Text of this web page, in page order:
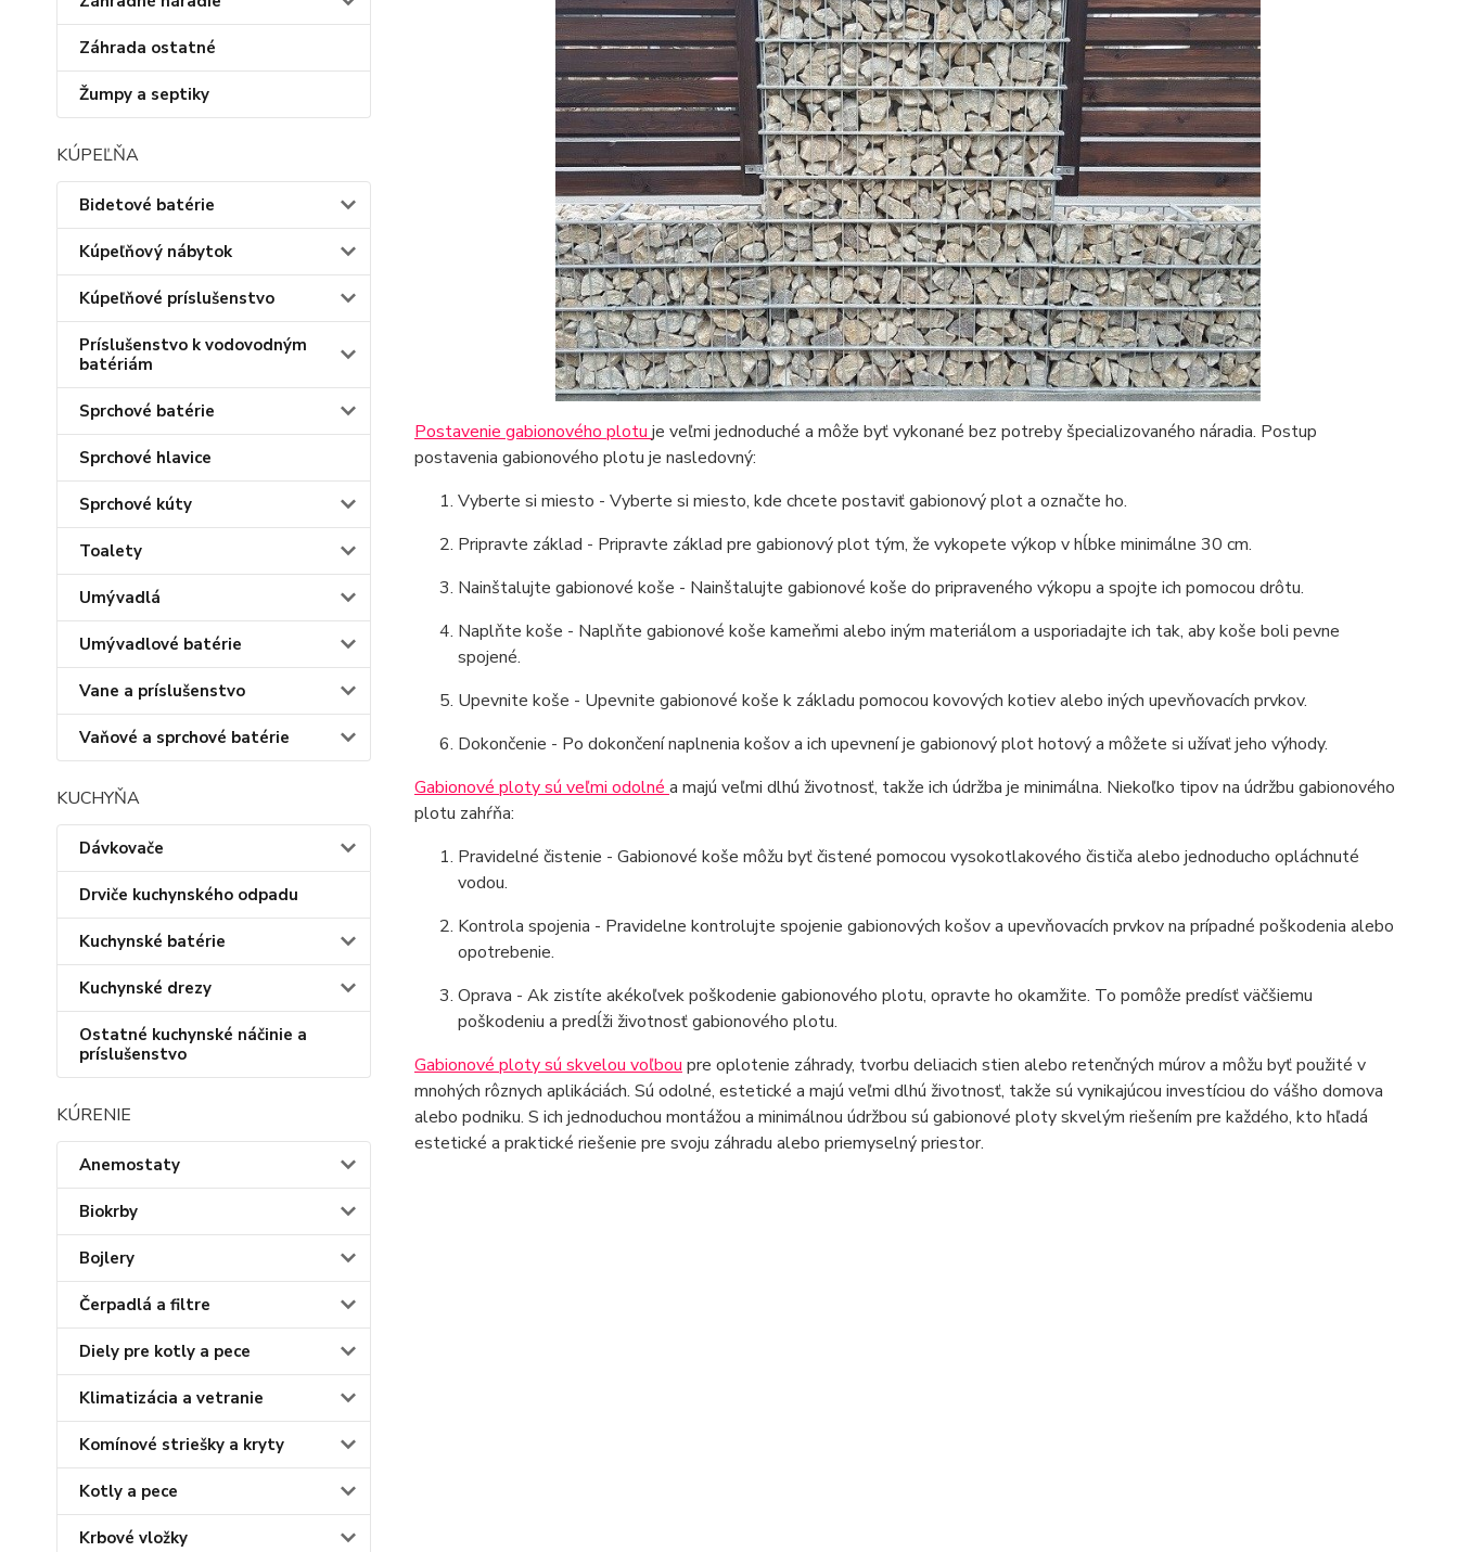
Záhrada ostatné
Žumpy a septiky
KÚPEĽŇA
Bidetové batérie
Kúpeľňový nábytok
Kúpeľňové príslušenstvo
Príslušenstvo k vodovodným
batériám
Sprchové batérie
Sprchové hlavice
Sprchové kúty
Toalety
Umývadlá
Umývadlové batérie
Vane a príslušenstvo
Vaňové a sprchové batérie
KUCHYŇA
Dávkovače
Drviče kuchynského odpadu
Kuchynské batérie
Kuchynské drezy
Ostatné kuchynské náčinie a
príslušenstvo
KÚRENIE
Anemostaty
Biokrby
Bojlery
Čerpadlá a filtre
Diely pre kotly a pece
Klimatizácia a vetranie
Komínové striešky a kryty
Kotly a pece
Krbové vložky
Postavenie gabionového plotu je veľmi jednoduché a môže byť vykonané bez potreby špecializovaného náradia. Postup
postavenia gabionového plotu je nasledovný:
Vyberte si miesto - Vyberte si miesto, kde chcete postaviť gabionový plot a označte ho.
Pripravte základ - Pripravte základ pre gabionový plot tým, že vykopete výkop v hĺbke minimálne 30 cm.
Nainštalujte gabionové koše - Nainštalujte gabionové koše do pripraveného výkopu a spojte ich pomocou drôtu.
Naplňte koše - Naplňte gabionové koše kameňmi alebo iným materiálom a usporiadajte ich tak, aby koše boli pevne
spojené.
Upevnite koše - Upevnite gabionové koše k základu pomocou kovových kotiev alebo iných upevňovacích prvkov.
Dokončenie - Po dokončení naplnenia košov a ich upevnení je gabionový plot hotový a môžete si užívať jeho výhody.
Gabionové ploty sú veľmi odolné a majú veľmi dlhú životnosť, takže ich údržba je minimálna. Niekoľko tipov na údržbu gabionového
plotu zahŕňa:
Pravidelné čistenie - Gabionové koše môžu byť čistené pomocou vysokotlakového čističa alebo jednoducho opláchnuté
vodou.
Kontrola spojenia - Pravidelne kontrolujte spojenie gabionových košov a upevňovacích prvkov na prípadné poškodenia alebo
opotrebenie.
Oprava - Ak zistíte akékoľvek poškodenie gabionového plotu, opravte ho okamžite. To pomôže predísť väčšiemu
poškodeniu a predĺži životnosť gabionového plotu.
Gabionové ploty sú skvelou voľbou pre oplotenie záhrady, tvorbu deliacich stien alebo retenčných múrov a môžu byť použité v
mnohých rôznych aplikáciách. Sú odolné, estetické a majú veľmi dlhú životnosť, takže sú vynikajúcou investíciou do vášho domova
alebo podniku. S ich jednoduchou montážou a minimálnou údržbou sú gabionové ploty skvelým riešením pre každého, kto hľadá
estetické a praktické riešenie pre svoju záhradu alebo priemyselný priestor.